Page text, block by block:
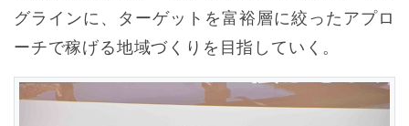
グラインに、ターゲットを富裕層に絞ったアプロ
ーチで稼げる地域づくりを目指していく。